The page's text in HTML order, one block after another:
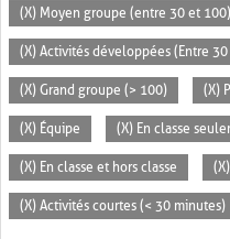
(X) Moyen groupe (entre 30 et 100)
(X) Activités développées (Entre
(X) Grand groupe (> 100) (X)
(X) Équipe (X) En classe
(X) En classe et hors classe
(X) Activités courtes (< 30 minutes)